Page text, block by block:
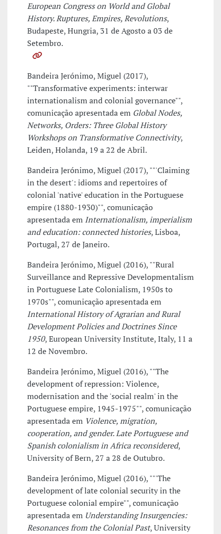
European Congress on World and Global
History. Ruptures, Empires, Revolutions,
Budapeste, Hungria, 31 de Agosto a 03 de
Setembro.
Bandeira Jerónimo, Miguel (2017),
""Transformative experiments: interwar
internationalism and colonial governance"",
comunicação apresentada em Global Nodes,
Networks, Orders: Three Global History
Workshops on Transformative Connectivity,
Leiden, Holanda, 19 a 22 de Abril.
Bandeira Jerónimo, Miguel (2017), ""'Claiming
in the desert': idioms and repertoires of
colonial 'native' education in the Portuguese
empire (1880-1930)"", comunicação
apresentada em Internationalism, imperialism
and education: connected histories, Lisboa,
Portugal, 27 de Janeiro.
Bandeira Jerónimo, Miguel (2016), ""Rural
Surveillance and Repressive Developmentalism
in Portuguese Late Colonialism, 1950s to
1970s"", comunicação apresentada em
International History of Agrarian and Rural
Development Policies and Doctrines Since
1950, European University Institute, Italy, 11 a
12 de Novembro.
Bandeira Jerónimo, Miguel (2016), ""The
development of repression: Violence,
modernisation and the 'social realm' in the
Portuguese empire, 1945-1975"", comunicação
apresentada em Violence, migration,
cooperation, and gender. Late Portuguese and
Spanish colonialism in Africa reconsidered,
University of Bern, 27 a 28 de Outubro.
Bandeira Jerónimo, Miguel (2016), ""'The
development of late colonial security in the
Portuguese colonial empire"", comunicação
apresentada em Understanding Insurgencies:
Resonances from the Colonial Past, University